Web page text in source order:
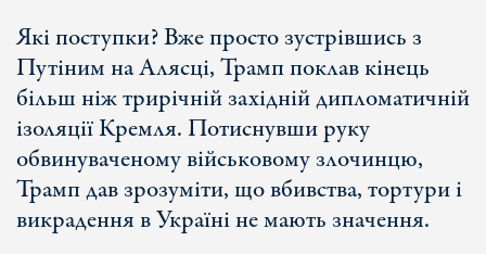
Які поступки? Вже просто зустрівшись з
Путіним на Алясці, Трамп поклав кінець
більш ніж трирічній західній дипломатичній
ізоляції Кремля. Потиснувши руку
обвинуваченому військовому злочинцю,
Трамп дав зрозуміти, що вбивства, тортури і
викрадення в Україні не мають значення.